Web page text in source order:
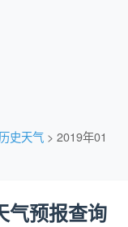
史天气 > 2019年01
气预报查询